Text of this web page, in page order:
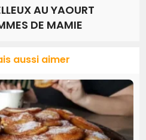
AU YAOURT
DE MAMIE
aussi aimer